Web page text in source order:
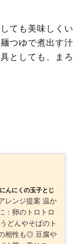
ても美味しくい
つゆで煮出す汁
としても、まろ
んにくの玉子とじ
ンジ提案 温か
：卵のトロトロ
も◎ 豆腐や